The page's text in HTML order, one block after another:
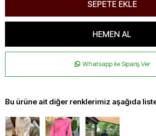
Whatsapp ile Sipariş Ver
Bu ürüne ait diğer renklerimiz aşağıda